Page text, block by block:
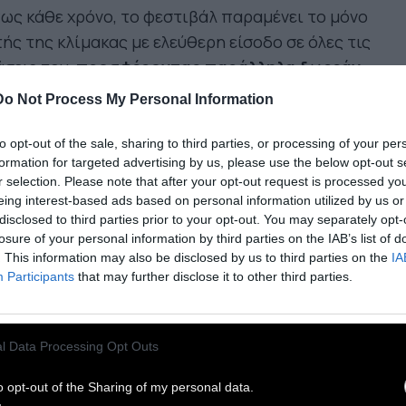
Not Process My Personal Information
opt-out of the sale, sharing to third parties, or processing of your
for targeted advertising by us, please use the below opt-out
selection. Please note that after your opt-out request is processed
interest-based ads based on personal information utilized by us
to third parties prior to your opt-out. You may separately
of your personal information by third parties on the IAB’s list of
This information may also be disclosed by us to third parties on the
Participants that may further disclose it to other third parties.
Data Processing Opt Outs
opt-out of the Sharing of my personal data.
κάθε χρόνο, το φεστιβάλ παραμένει το μόνο
της κλίμακας με ελεύθερη είσοδο σε όλες τις
του,προσφέροντας παράλληλα δωρεάν
κατάλογό τουσε όλους τους επισκέπτες.
CON Athens - 30 Χρόνια Comicdom -
από πρωτότυπο αρχειακό υλικό, εκδόσεις,
φωτογραφίες και σπάνια τεκμήρια, ο
της κεντρικής επετειακής έκθεσης θα
τα βήματα ενός ταξιδιού: από τις
αυτοεκδόσεις και τα fanzines που
Comicdom CON Athens.
διεθνείς και εγχώριοι καλλιτέχνες,